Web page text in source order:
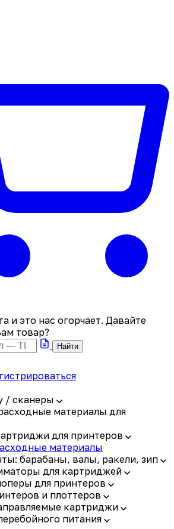
и это нас огорчает. Давайте
товар?
Найти
/ сканеры
материалы для
для принтеров
материалы
барабаны, валы, ракели, зип
для картриджей
для принтеров
и плоттеров
картриджи
питания